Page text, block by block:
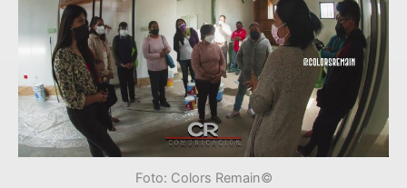
Foto: Colors Remain©